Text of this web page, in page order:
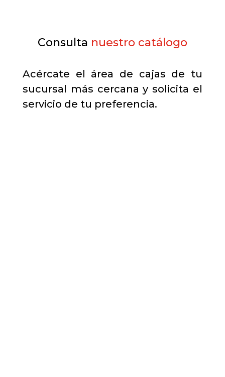
Consulta nuestro catálogo
Acércate el área de cajas de tu
sucursal más cercana y solicita el
servicio de tu preferencia.